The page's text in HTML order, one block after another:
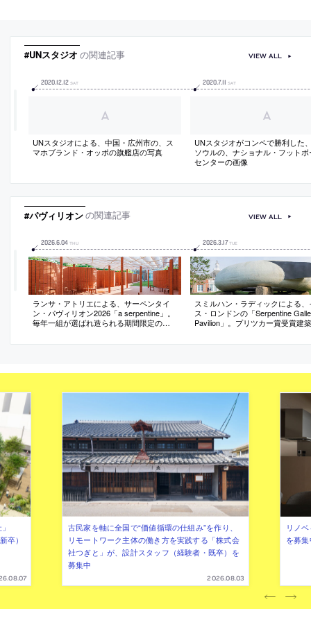
#UNスタジオ の関連記事
2020.12.12 SAT
UNスタジオによる、中国・広州市の、ス
マホブランド・オッポの旗艦店の写真
2020.7.11 SAT
UNスタジオがコンペで勝利した
ソウルの、ナショナル・フットボ
センターの画像
VIEW ALL
#パヴィリオンの関連記事
2026.6.04 THU
ランサ・アトリエによる、サーペンタイ
ン・パヴィリオン2026「a serpentine」。
毎年一組が選ばれ造られる期間限定の建
姿勢に基づき、周辺の建物や伝統的な蛇
付与する
2026.3.17 TUE
スミルハン・ラディックによる、
ス・ロンドンの「Serpentine
Pavilion」。プリツカー賞受賞建
面・地面が“意図的な均衡”の中に
的でもある
VIEW ALL
卒）
古民家を軸に全国で“価値循環の仕組み”を作り、
リモートワーク主体の働き方を実践する「株式会
社つぎと」が、設計スタッフ（経験者・既卒）を
募集中
2026.08.03
リノ
を募